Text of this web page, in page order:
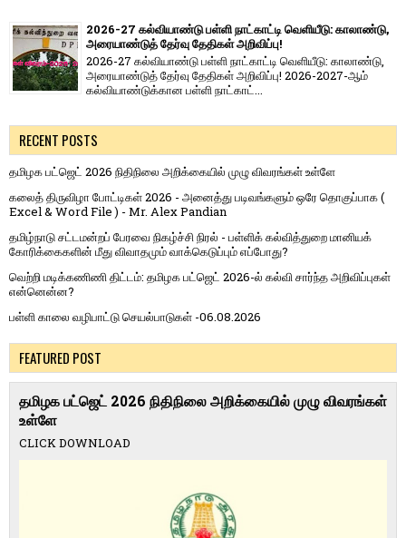
2026-27 கல்வியாண்டு பள்ளி நாட்காட்டி வெளியீடு: காலாண்டு,
அரையாண்டுத் தேர்வு தேதிகள் அறிவிப்பு!
2026-27 கல்வியாண்டு பள்ளி நாட்காட்டி வெளியீடு: காலாண்டு,
அரையாண்டுத் தேர்வு தேதிகள் அறிவிப்பு! 2026-2027-ஆம்
கல்வியாண்டுக்கான பள்ளி நாட்காட்...
RECENT POSTS
தமிழக பட்ஜெட் 2026 நிதிநிலை அறிக்கையில் முழு விவரங்கள் உள்ளே
கலைத் திருவிழா போட்டிகள் 2026 - அனைத்து படிவங்களும் ஒரே தொகுப்பாக (
Excel & Word File ) - Mr. Alex Pandian
தமிழ்நாடு சட்டமன்றப் பேரவை நிகழ்ச்சி நிரல் - பள்ளிக் கல்வித்துறை மானியக்
கோரிக்கைகளின் மீது விவாதமும் வாக்கெடுப்பும் எப்போது?
வெற்றி மடிக்கணிணி திட்டம்: தமிழக பட்ஜெட் 2026-ல் கல்வி சார்ந்த அறிவிப்புகள்
என்னென்ன?
பள்ளி காலை வழிபாட்டு செயல்பாடுகள் -06.08.2026
FEATURED POST
தமிழக பட்ஜெட் 2026 நிதிநிலை அறிக்கையில் முழு விவரங்கள்
உள்ளே
CLICK DOWNLOAD